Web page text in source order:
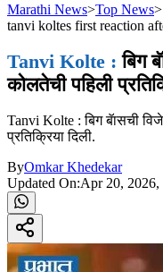
Marathi News>Top News>
tanvi koltes first reaction
Tanvi Kolte : बिग
कोलतेची पहिली
Tanvi Kolte : बिग बॅासची
प्रतिक्रिया दिली.
ByOmkar Khedekar
Updated On:Apr 20, 2026,